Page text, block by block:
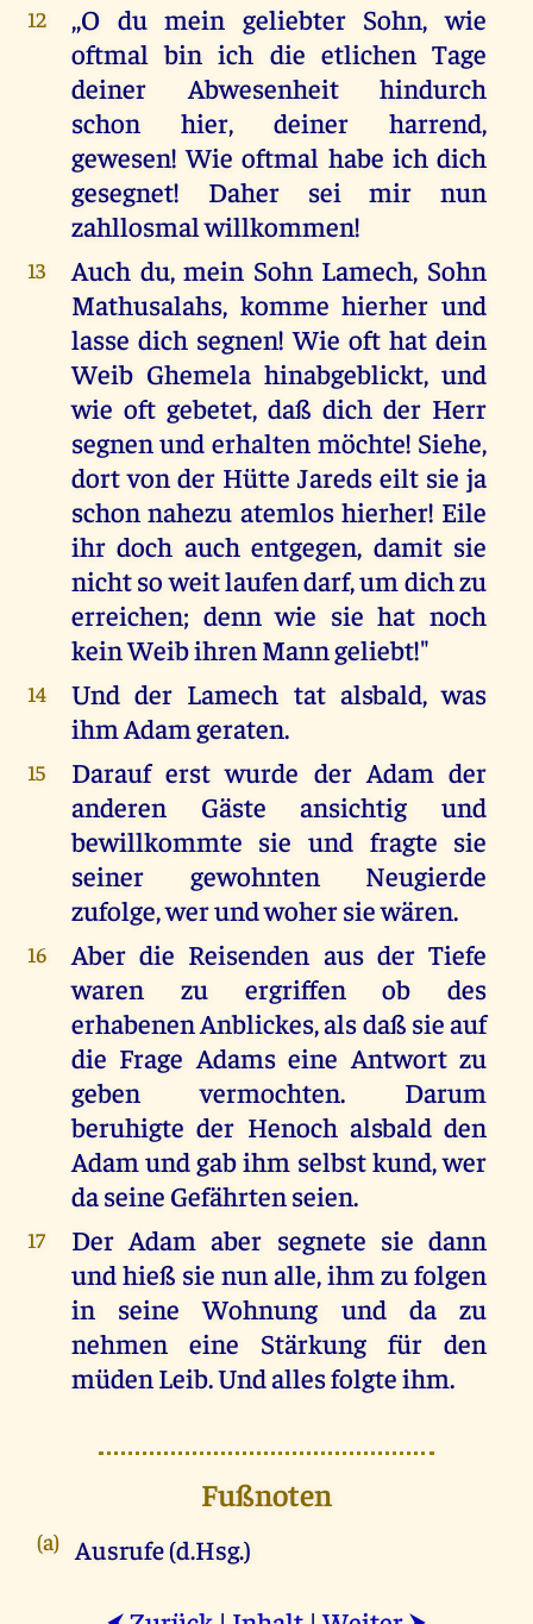
12
,,O du mein geliebter Sohn, wie
oftmal bin ich die etlichen Tage
deiner Abwesenheit hindurch
schon hier, deiner harrend,
gewesen! Wie oftmal habe ich dich
gesegnet! Daher sei mir nun
zahllosmal willkommen!
13
Auch du, mein Sohn Lamech, Sohn
Mathusalahs, komme hierher und
lasse dich segnen! Wie oft hat dein
Weib Ghemela hinabgeblickt, und
wie oft gebetet, daß dich der Herr
segnen und erhalten möchte! Siehe,
dort von der Hütte Jareds eilt sie ja
schon nahezu atemlos hierher! Eile
ihr doch auch entgegen, damit sie
nicht so weit laufen darf, um dich zu
erreichen; denn wie sie hat noch
kein Weib ihren Mann geliebt!"
14
Und der Lamech tat alsbald, was
ihm Adam geraten.
15
Darauf erst wurde der Adam der
anderen Gäste ansichtig und
bewillkommte sie und fragte sie
seiner gewohnten Neugierde
zufolge, wer und woher sie wären.
16
Aber die Reisenden aus der Tiefe
waren zu ergriffen ob des
erhabenen Anblickes, als daß sie auf
die Frage Adams eine Antwort zu
geben vermochten. Darum
beruhigte der Henoch alsbald den
Adam und gab ihm selbst kund, wer
da seine Gefährten seien.
17
Der Adam aber segnete sie dann
und hieß sie nun alle, ihm zu folgen
in seine Wohnung und da zu
nehmen eine Stärkung für den
müden Leib. Und alles folgte ihm.
Fußnoten
(a) Ausrufe (d.Hsg.)